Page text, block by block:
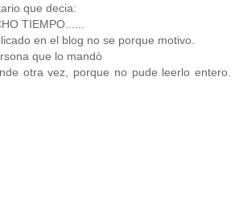
que decia:
TIEMPO......
en el blog no se porque motivo.
que lo mandò
otra vez, porque no pude leerlo entero.